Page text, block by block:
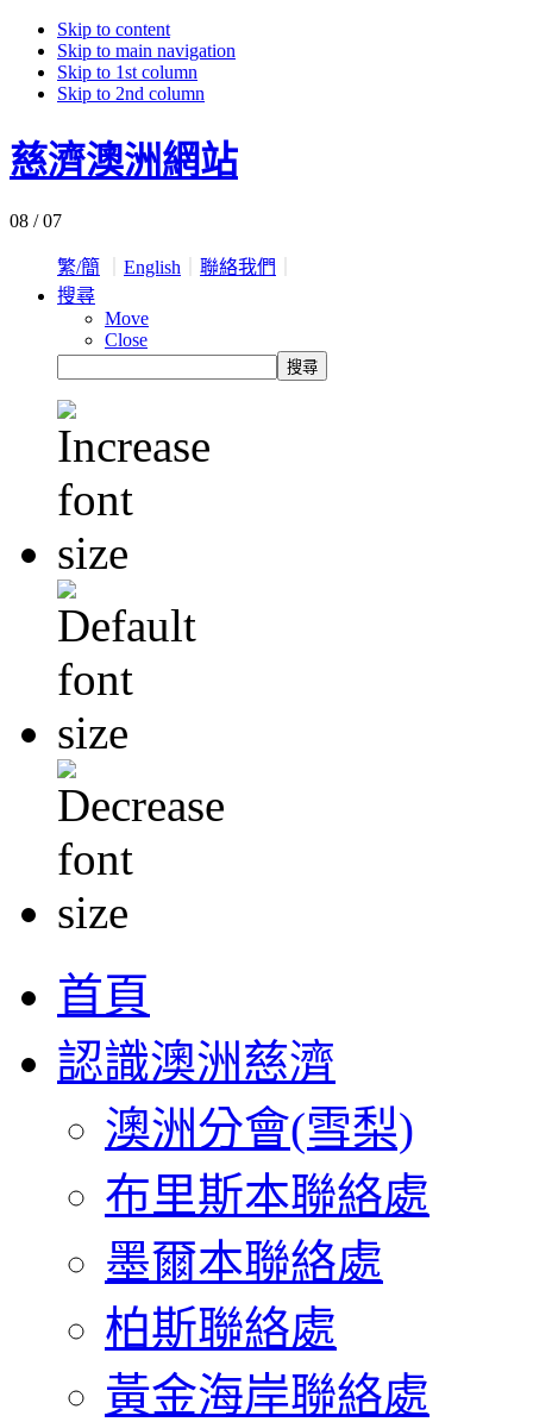
Skip to content
Skip to main navigation
Skip to 1st column
Skip to 2nd column
慈濟澳洲網站
08 / 07
繁/簡 English 聯絡我們
搜尋
Move
Close
首頁
認識澳洲慈濟
澳洲分會(雪梨)
布里斯本聯絡處
墨爾本聯絡處
柏斯聯絡處
黃金海岸聯絡處